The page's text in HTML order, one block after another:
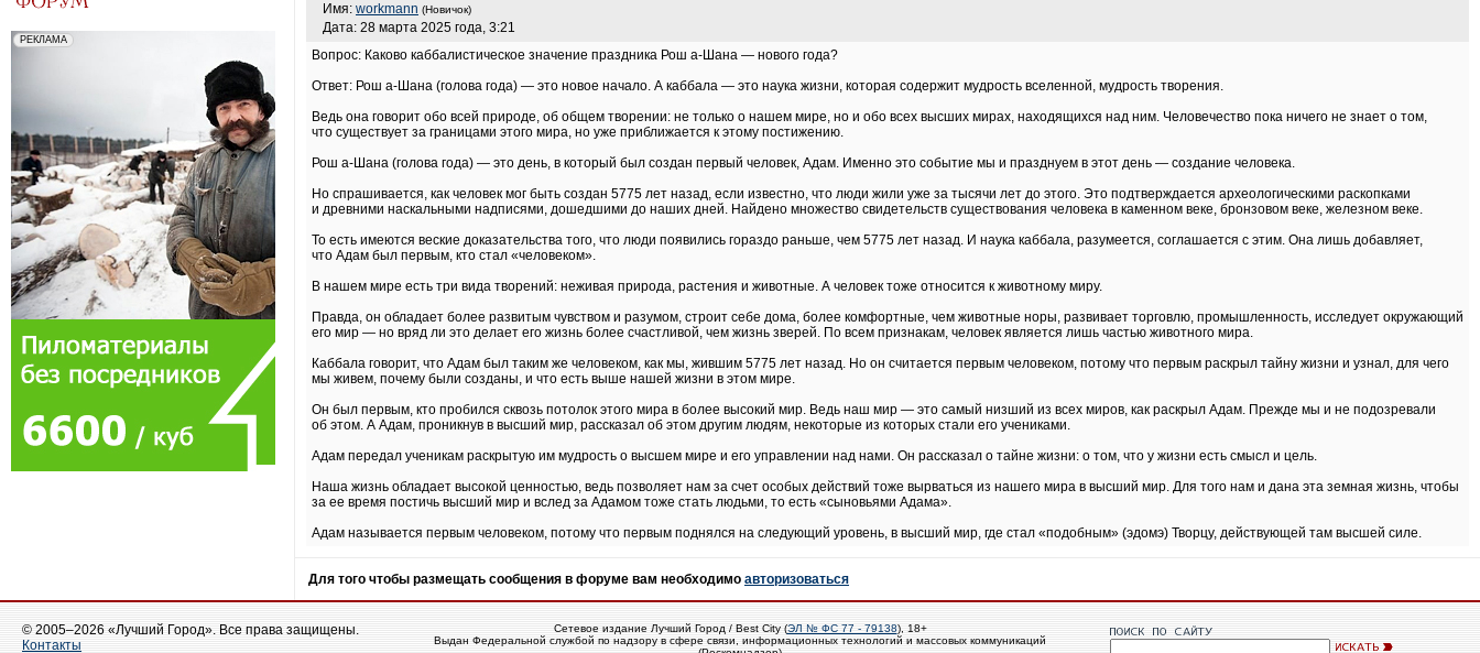
Имя: workmann (Новичок)
Дата: 28 марта 2025 года, 3:21
Вопрос: Каково каббалистическое значение праздника Рош а-Шана — нового года?
Ответ: Рош а-Шана (голова года) — это новое начало. А каббала — это наука жизни, которая содержит мудрость вселенной, мудрость творения.
Ведь она говорит обо всей природе, об общем творении: не только о нашем мире, но и обо всех высших мирах, находящихся над ним. Человечество пока ничего не знает о том,
что существует за границами этого мира, но уже приближается к этому постижению.
Рош а-Шана (голова года) — это день, в который был создан первый человек, Адам. Именно это событие мы и празднуем в этот день — создание человека.
Но спрашивается, как человек мог быть создан 5775 лет назад, если известно, что люди жили уже за тысячи лет до этого. Это подтверждается археологическими раскопками
и древними наскальными надписями, дошедшими до наших дней. Найдено множество свидетельств существования человека в каменном веке, бронзовом веке, железном веке.
То есть имеются веские доказательства того, что люди появились гораздо раньше, чем 5775 лет назад. И наука каббала, разумеется, соглашается с этим. Она лишь добавляет,
что Адам был первым, кто стал «человеком».
В нашем мире есть три вида творений: неживая природа, растения и животные. А человек тоже относится к животному миру.
Правда, он обладает более развитым чувством и разумом, строит себе дома, более комфортные, чем животные норы, развивает торговлю, промышленность, исследует окружающий
его мир — но вряд ли это делает его жизнь более счастливой, чем жизнь зверей. По всем признакам, человек является лишь частью животного мира.
Каббала говорит, что Адам был таким же человеком, как мы, жившим 5775 лет назад. Но он считается первым человеком, потому что первым раскрыл тайну жизни и узнал, для чего
мы живем, почему были созданы, и что есть выше нашей жизни в этом мире.
Он был первым, кто пробился сквозь потолок этого мира в более высокий мир. Ведь наш мир — это самый низший из всех миров, как раскрыл Адам. Прежде мы и не подозревали
об этом. А Адам, проникнув в высший мир, рассказал об этом другим людям, некоторые из которых стали его учениками.
Адам передал ученикам раскрытую им мудрость о высшем мире и его управлении над нами. Он рассказал о тайне жизни: о том, что у жизни есть смысл и цель.
Наша жизнь обладает высокой ценностью, ведь позволяет нам за счет особых действий тоже вырваться из нашего мира в высший мир. Для того нам и дана эта земная жизнь, чтобы
за ее время постичь высший мир и вслед за Адамом тоже стать людьми, то есть «сыновьями Адама».
Адам называется первым человеком, потому что первым поднялся на следующий уровень, в высший мир, где стал «подобным» (эдомэ) Творцу, действующей там высшей силе.
Для того чтобы размещать сообщения в форуме вам необходимо авторизоваться
© 2005–2026 «Лучший Город». Все права защищены.
Контакты
Сетевое издание Лучший Город / Best City (ЭЛ № ФС 77 - 79138), 18+
Выдан Федеральной службой по надзору в сфере связи, информационных технологий и массовых коммуникаций